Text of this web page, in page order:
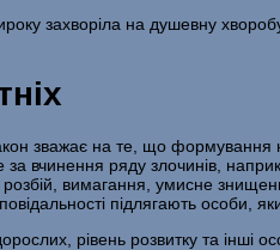
захворіла на душевну
зва­жає на те, що формування
за вчинення ряду злочинів,
розбій, вимагання, умисне
під­лягають особи,
рівень розвитку та інші